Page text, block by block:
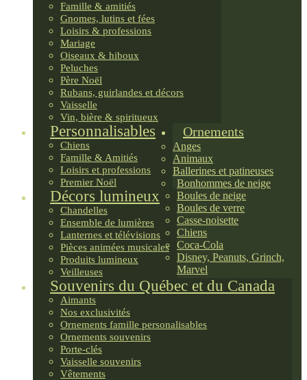
Famille & amitiés
Gnomes, lutins et fées
Loisirs & professions
Mariage
Oiseaux & hiboux
Peluches
Père Noël
Rubans, guirlandes et décors
Vaisselle
Vin, bière & spiritueux
Personnalisables
Chiens
Famille & Amitiés
Loisirs et professions
Premier Noël
Décors lumineux
Chandelles
Ensemble de lumières
Lanternes et télévisions
Pièces animées musicales
Produits lumineux
Veilleuses
Souvenirs du Québec et du Canada
Aimants
Nos exclusivités
Ornements famille personalisables
Ornements souvenirs
Porte-clés
Vaisselle souvenirs
Vêtements
Ornements
Anges
Animaux
Ballerines et patineuses
Bonhommes de neige
Boules de neige
Boules de verre
Casse-noisette
Chiens
Coca-Cola
Disney, Peanuts, Grinch,
Marvel